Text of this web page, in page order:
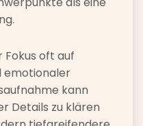
Fokus oft auf
emotionaler
kann
Details zu klären